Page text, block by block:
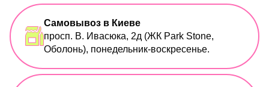
Самовывоз в Киеве
просп. В. Ивасюка, 2д (ЖК Park Stone,
Оболонь), понедельник-воскресенье.